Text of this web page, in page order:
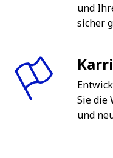
und
sicher
Sie die
und